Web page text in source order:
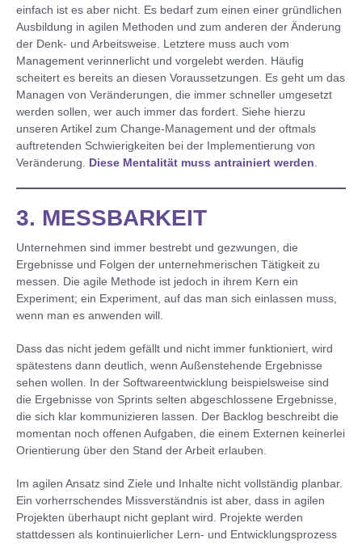
einfach ist es aber nicht. Es bedarf zum einen einer gründlichen
Ausbildung in agilen Methoden und zum anderen der Änderung
der Denk- und Arbeitsweise. Letztere muss auch vom
Management verinnerlicht und vorgelebt werden. Häufig
scheitert es bereits an diesen Voraussetzungen. Es geht um das
Managen von Veränderungen, die immer schneller umgesetzt
werden sollen, wer auch immer das fordert. Siehe hierzu
unseren Artikel zum Change-Management und der oftmals
auftretenden Schwierigkeiten bei der Implementierung von
Veränderung. Diese Mentalität muss antrainiert werden
3. MESSBARKEIT
Unternehmen sind immer bestrebt und gezwungen, die
Ergebnisse und Folgen der unternehmerischen Tätigkeit zu
messen. Die agile Methode ist jedoch in ihrem Kern ein
Experiment; ein Experiment, auf das man sich einlassen muss,
wenn man es anwenden will.
Dass das nicht jedem gefällt und nicht immer funktioniert, wird
spätestens dann deutlich, wenn Außenstehende Ergebnisse
sehen wollen. In der Softwareentwicklung beispielsweise sind
die Ergebnisse von Sprints selten abgeschlossene Ergebnisse,
die sich klar kommunizieren lassen. Der Backlog beschreibt die
momentan noch offenen Aufgaben, die einem Externen keinerlei
Orientierung über den Stand der Arbeit erlauben.
Im agilen Ansatz sind Ziele und Inhalte nicht vollständig planbar.
Ein vorherrschendes Missverständnis ist aber, dass in agilen
Projekten überhaupt nicht geplant wird. Projekte werden
stattdessen als kontinuierlicher Lern- und Entwicklungsprozess